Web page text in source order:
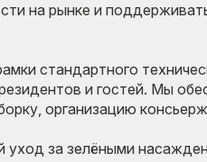
на рынке и
стандартного
и гостей. Мы
организацию
уход за зелёными